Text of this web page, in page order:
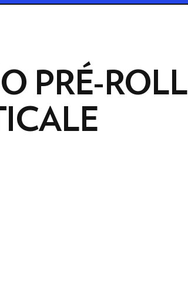
CRÉATION DES XTRA
PRÉ-ROLL